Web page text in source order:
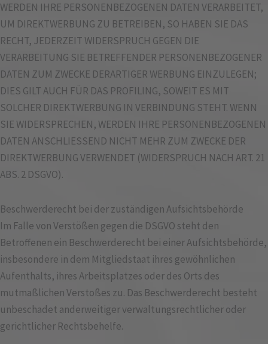
WERDEN IHRE PERSONENBEZOGENEN DATEN VERARBEITET,
UM DIREKTWERBUNG ZU BETREIBEN, SO HABEN SIE DAS
RECHT, JEDERZEIT WIDERSPRUCH GEGEN DIE
VERARBEITUNG SIE BETREFFENDER PERSONENBEZOGENER
DATEN ZUM ZWECKE DERARTIGER WERBUNG EINZULEGEN;
DIES GILT AUCH FÜR DAS PROFILING, SOWEIT ES MIT
SOLCHER DIREKTWERBUNG IN VERBINDUNG STEHT. WENN
SIE WIDERSPRECHEN, WERDEN IHRE PERSONENBEZOGENEN
DATEN ANSCHLIESSEND NICHT MEHR ZUM ZWECKE DER
DIREKTWERBUNG VERWENDET (WIDERSPRUCH NACH ART. 21
ABS. 2 DSGVO).
Beschwerde­recht bei der zuständigen Aufsichts­behörde
Im Falle von Verstößen gegen die DSGVO steht den
Betroffenen ein Beschwerderecht bei einer Aufsichtsbehörde,
insbesondere in dem Mitgliedstaat ihres gewöhnlichen
Aufenthalts, ihres Arbeitsplatzes oder des Orts des
mutmaßlichen Verstoßes zu. Das Beschwerderecht besteht
unbeschadet anderweitiger verwaltungsrechtlicher oder
gerichtlicher Rechtsbehelfe.